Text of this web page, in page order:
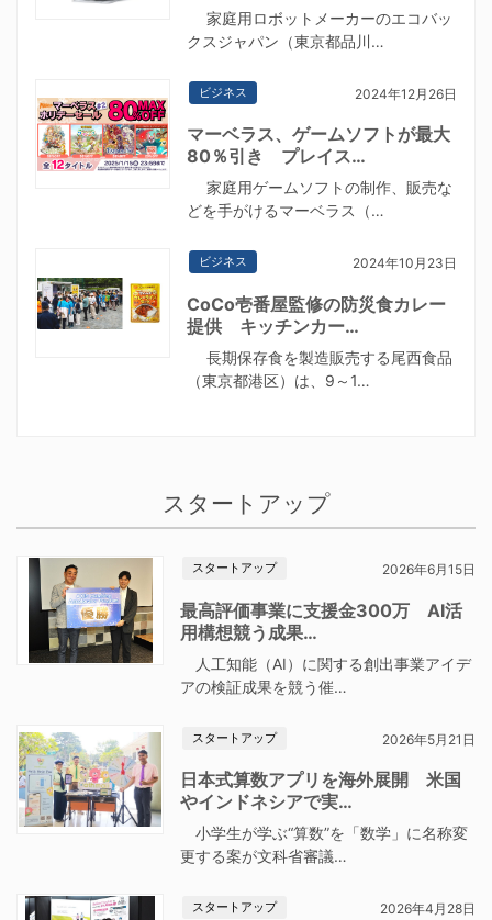
家庭用ロボットメーカーのエコバッ
クスジャパン（東京都品川…
ビジネス 2024年12月26日
マーベラス、ゲームソフトが最大
80％引き プレイス…
家庭用ゲームソフトの制作、販売な
どを手がけるマーベラス（…
ビジネス 2024年10月23日
CoCo壱番屋監修の防災食カレー
提供 キッチンカー…
長期保存食を製造販売する尾西食品
（東京都港区）は、9～1…
スタートアップ
スタートアップ 2026年6月15日
最高評価事業に支援金300万 AI活
用構想競う成果…
人工知能（AI）に関する創出事業アイデ
アの検証成果を競う催…
スタートアップ 2026年5月21日
日本式算数アプリを海外展開 米国
やインドネシアで実…
小学生が学ぶ“算数”を「数学」に名称変
更する案が文科省審議…
スタートアップ 2026年4月28日